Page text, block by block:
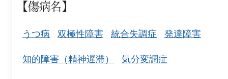
【傷病名】
うつ病 双極性障害 統合失調症 発達障害
知的障害（精神遅滞） 気分変調症